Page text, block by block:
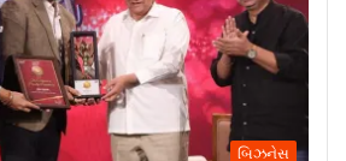
બિઝનેસ